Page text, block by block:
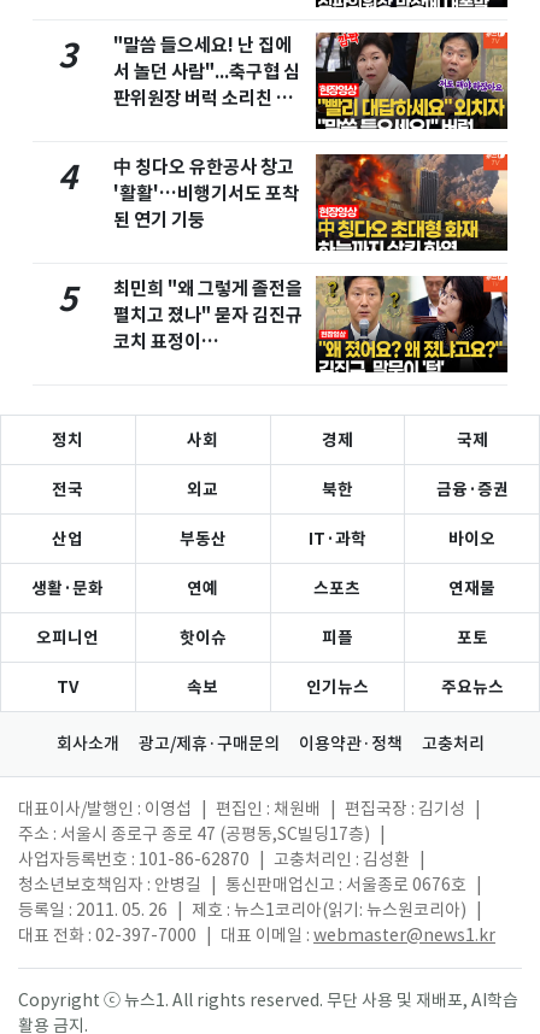
3
"말씀 들으세요! 난 집에
서 놀던 사람"...축구협 심
판위원장 버럭 소리친 이
4
中 칭다오 유한공사 창고
'활활'…비행기서도 포착
된 연기 기둥
5
최민희 "왜 그렇게 졸전을
펼치고 졌나" 묻자 김진규
코치 표정이…
정치 사회 경제 국제
전국 외교 북한 금융·증권
산업 부동산 IT·과학 바이오
생활·문화 연예 스포츠 연재물
오피니언 핫이슈 피플 포토
TV 속보 인기뉴스 주요뉴스
회사소개 광고/제휴·구매문의 이용약관·정책 고충처리
대표이사/발행인 : 이영섭 편집인 : 채원배 편집국장 : 김기성
주소 : 서울시 종로구 종로 47 (공평동,SC빌딩17층)
사업자등록번호 : 101-86-62870
고충처리인 : 김성환
청소년보호책임자 : 안병길
통신판매업신고 : 서울종로 0676호
등록일 : 2011. 05. 26
제호 : 뉴스1코리아(읽기: 뉴스원코리아)
대표 전화 : 02-397-7000
대표 이메일 : webmaster@news1.kr
Copyright ⓒ 뉴스1. All rights reserved. 무단 사용 및 재배포, AI학습
활용 금지.